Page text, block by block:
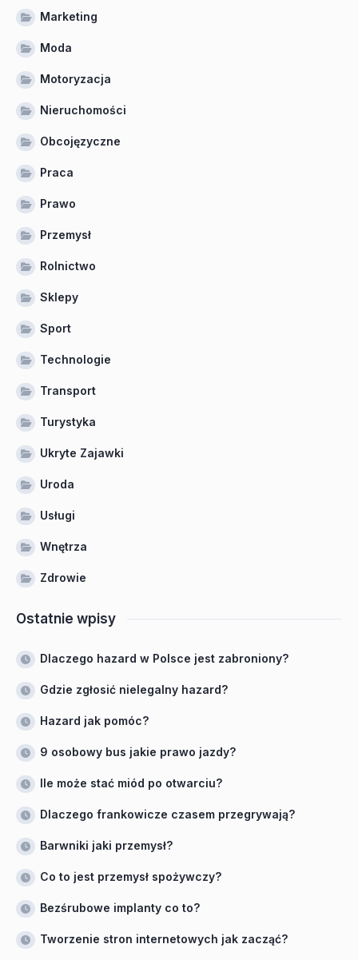
Marketing
Moda
Motoryzacja
Nieruchomości
Obcojęzyczne
Praca
Prawo
Przemysł
Rolnictwo
Sklepy
Sport
Technologie
Transport
Turystyka
Ukryte Zajawki
Uroda
Usługi
Wnętrza
Zdrowie
Ostatnie wpisy
Dlaczego hazard w Polsce jest zabroniony?
Gdzie zgłosić nielegalny hazard?
Hazard jak pomóc?
9 osobowy bus jakie prawo jazdy?
Ile może stać miód po otwarciu?
Dlaczego frankowicze czasem przegrywają?
Barwniki jaki przemysł?
Co to jest przemysł spożywczy?
Bezśrubowe implanty co to?
Tworzenie stron internetowych jak zacząć?